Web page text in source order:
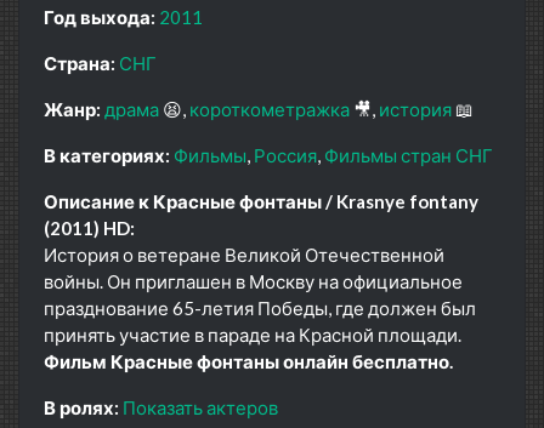
Год выхода: 2011
Страна: СНГ
Жанр: драма 😫 короткометражка 🎥 история 📖
В категориях: Фильмы Россия Фильмы стран СНГ
Описание к Красные фонтаны / Krasnye fontany
(2011) HD:
История о ветеране Великой Отечественной
войны. Он приглашен в Москву на официальное
празднование 65-летия Победы, где должен был
принять участие в параде на Красной площади.
Фильм Красные фонтаны онлайн бесплатно.
В ролях: Показать актеров